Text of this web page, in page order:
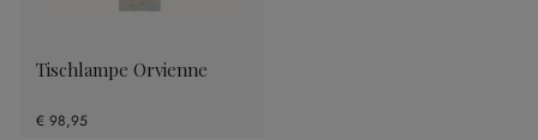
Tischlampe Orvienne
€ 98,95